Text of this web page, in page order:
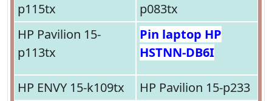
p115tx
p083tx
HP Pavilion 15-
p113tx
Pin laptop HP
HSTNN-DB6I
HP ENVY 15-k109tx
HP Pavilion 15-p233